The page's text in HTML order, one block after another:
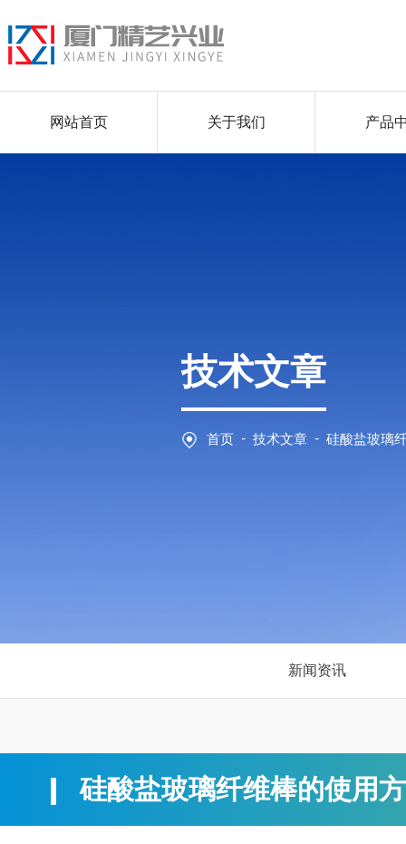
网站首页 关于我们 产品
技术文章
首页 - 技术文章 - 硅酸盐玻璃
新闻资讯
硅酸盐玻璃纤维棒的使用